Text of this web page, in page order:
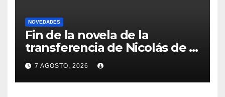
NOVEDADES
Fin de la novela de la
transferencia de Nicolás de la
Cruz a Peñarol: “La operación
no se podrá concretar en
este momento”
7 AGOSTO, 2026